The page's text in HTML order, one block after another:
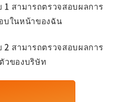
สามารถตรวจสอบผลการ
บในหน้าของฉัน
สามารถตรวจสอบผลการ
วของบริษัท